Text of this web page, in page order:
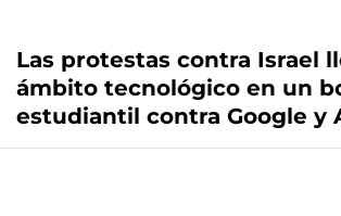
Las protestas contra Israel
ámbito tecnológico en un
estudiantil contra Google y